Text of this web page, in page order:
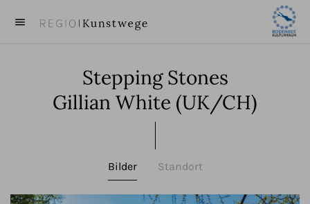
menu
close
KUNST
KÜNSTLER
BEITRÄGE
Stepping Stones
Gillian White (UK/CH)
Bilder Standort